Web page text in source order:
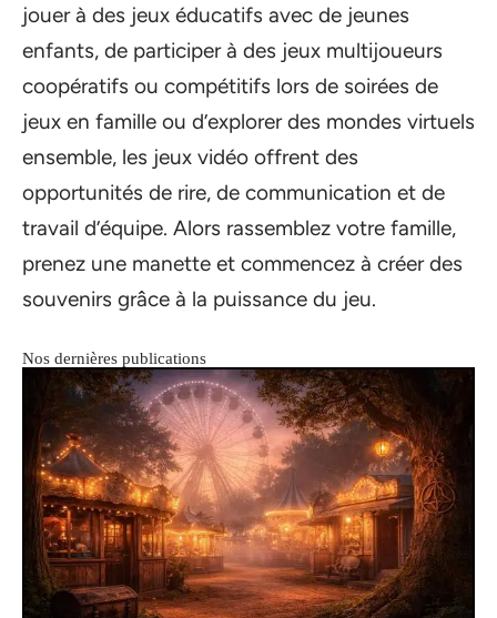
jouer à des jeux éducatifs avec de jeunes
enfants, de participer à des jeux multijoueurs
coopératifs ou compétitifs lors de soirées de
jeux en famille ou d’explorer des mondes virtuels
ensemble, les jeux vidéo offrent des
opportunités de rire, de communication et de
travail d’équipe. Alors rassemblez votre famille,
prenez une manette et commencez à créer des
souvenirs grâce à la puissance du jeu.
Nos dernières publications